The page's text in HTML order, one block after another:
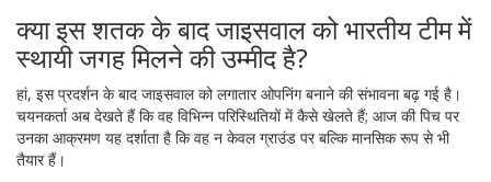
क्या इस शतक के बाद जाइसवाल को भारतीय टीम में
स्थायी जगह मिलने की उम्मीद है?
हां, इस प्रदर्शन के बाद जाइसवाल को लगातार ओपनिंग बनाने की संभावना बढ़ गई है।
चयनकर्ता अब देखते हैं कि वह विभिन्न परिस्थितियों में कैसे खेलते हैं; आज की पिच पर
उनका आक्रमण यह दर्शाता है कि वह न केवल ग्राउंड पर बल्कि मानसिक रूप से भी
तैयार हैं।